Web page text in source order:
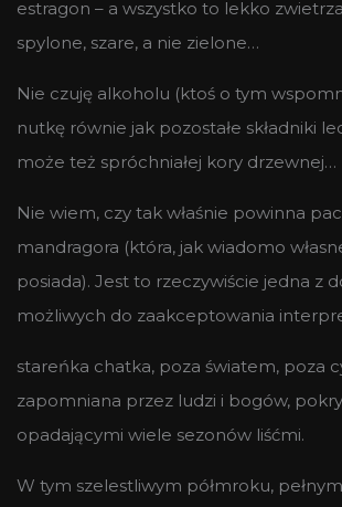
estragon – a wszystko to lekko
spylone, szare, a nie zielone…
Nie czuję alkoholu (ktoś o tym
nutkę równie jak pozostałe składniki
może też spróchniałej kory drzewnej…
Nie wiem, czy tak właśnie powinna
mandragora (która, jak wiadomo
posiada). Jest to rzeczywiście jedna z
możliwych do zaakceptowania
stareńka chatka, poza światem, poza
zapomniana przez ludzi i bogów,
opadającymi wiele sezonów liśćmi.
W tym szelestliwym półmroku, pełnym